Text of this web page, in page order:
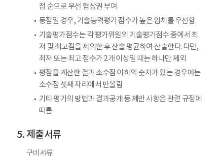
점 순으로 우선 협상권 부여
동점일 경우, 기술능력평가 점수가 높은 업체를 우선함
기술평가점수는 각 평가위원의 기술평가점수 중에서 최
저 및 최고점을 제외한 후 산술 평균하여 산출한다. 다만,
최저 또는 최고 점수가 2개 이상일 때는 하나만 제외
평점을 계산한 결과 소수점 이하의 숫자가 있는 경우에는
소수점 셋째 자리에서 반올림
기타 평가의 방법과 결과공개 등 제반 사항은 관련 규정에
따름
제출서류
구비서류